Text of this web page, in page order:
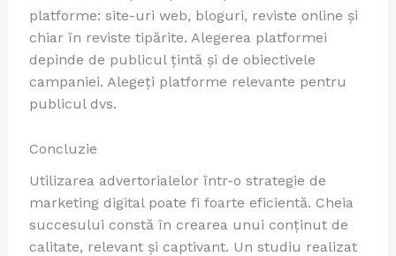
platforme: site-uri web, bloguri, reviste online și
chiar în reviste tipărite. Alegerea platformei
depinde de publicul țintă și de obiectivele
campaniei. Alegeți platforme relevante pentru
publicul dvs.
Concluzie
Utilizarea advertorialelor într-o strategie de
marketing digital poate fi foarte eficientă. Cheia
succesului constă în crearea unui conținut de
calitate, relevant și captivant. Un studiu realizat